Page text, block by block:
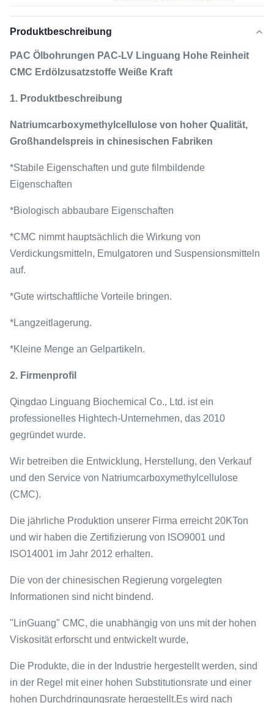
Produktbeschreibung
PAC Ölbohrungen PAC-LV Linguang Hohe Reinheit
CMC Erdölzusatzstoffe Weiße Kraft
1. Produktbeschreibung
Natriumcarboxymethylcellulose von hoher Qualität,
Großhandelspreis in chinesischen Fabriken
*Stabile Eigenschaften und gute filmbildende
Eigenschaften
*Biologisch abbaubare Eigenschaften
*CMC nimmt hauptsächlich die Wirkung von
Verdickungsmitteln, Emulgatoren und Suspensionsmitteln
auf.
*Gute wirtschaftliche Vorteile bringen.
*Langzeitlagerung.
*Kleine Menge an Gelpartikeln.
2. Firmenprofil
Qingdao Linguang Biochemical Co., Ltd. ist ein
professionelles Hightech-Unternehmen, das 2010
gegründet wurde.
Wir betreiben die Entwicklung, Herstellung, den Verkauf
und den Service von Natriumcarboxymethylcellulose
(CMC).
Die jährliche Produktion unserer Firma erreicht 20KTon
und wir haben die Zertifizierung von ISO9001 und
ISO14001 im Jahr 2012 erhalten.
Die von der chinesischen Regierung vorgelegten
Informationen sind nicht bindend.
"LinGuang" CMC, die unabhängig von uns mit der hohen
Viskosität erforscht und entwickelt wurde,
Die Produkte, die in der Industrie hergestellt werden, sind
in der Regel mit einer hohen Substitutionsrate und einer
hohen Durchdringungsrate hergestellt.Es wird nach